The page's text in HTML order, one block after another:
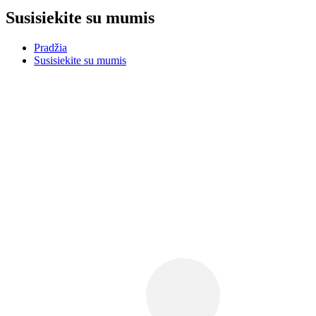
Susisiekite su mumis
Pradžia
Susisiekite su mumis